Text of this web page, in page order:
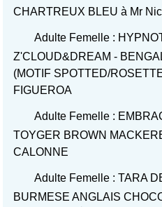
CHARTREUX BLEU à Mr
Adulte Femelle :
Z'CLOUD&DREAM -
(MOTIF SPOTTED/
FIGUEROA
Adulte Femelle :
TOYGER BROWN
CALONNE
Adulte Femelle : TARA
BURMESE ANGLAIS